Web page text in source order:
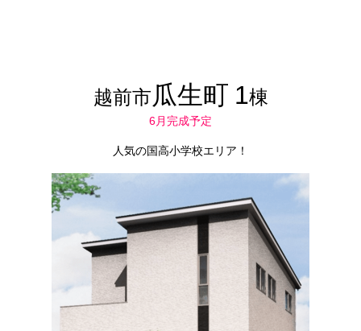
越前市瓜生町 1棟
6月完成予定
人気の国高小学校エリア！